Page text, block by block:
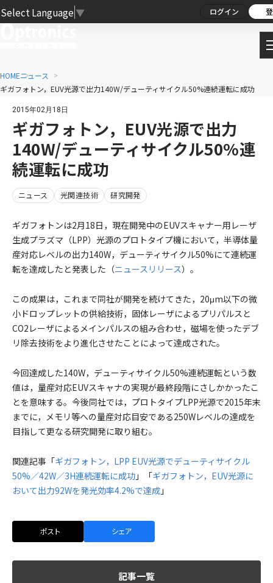
Select Language ▼ ログイン
HOMEニュース
ギガフォトン，EUV光源で出力140W/デューティサイクル50%連続運転に成功
2015年02月18日
ギガフォトン，EUV光源で出力
140W/デューティサイクル50%連
続運転に成功
ニュース 光関連技術 研究開発
ギガフォトンは2月18日，現在開発中のEUVスキャナー用レーザ
生成プラズマ（LPP）光源のプロトタイプ機において，半導体量
産対応レベルの出力140W，デューティサイクル50%にて連続運
転を達成したと発表した（ニュースリリース）。
この成果は，これまで同社が開発を続けてきた，20μm以下の微
小ドロップレットの供給技術，固体レーザによるプリパルスと
CO2レーザによるメインパルスの組み合わせ，磁場を使ったデブ
リ除去技術をより進化させたことによって達成された。
今回達成した140W，デューティサイクル50%連続運転という数
値は，量産対応EUVスキャナの実現が最終段階にさしかかったこ
とを意味する。今後同社では，プロトタイプLPP光源で2015年末
までに，メモリ等への量産対応目安である250Wレベルの達成を
目指して更なる研究開発に取り組む。
関連記事「ギガフォトン，LPP EUV光源でデューティサイクル
50%／42W／3H連続運転に成功 」「ギガフォトン，EUV光源に
おいて出力92Wを発光効率4.2%で達成 」
ポスト シェア
記事一覧